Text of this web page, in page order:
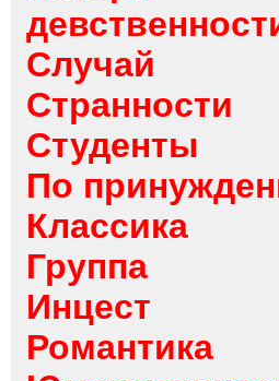
Случай
Странности
Студенты
По
Классика
Группа
Инцест
Романтика